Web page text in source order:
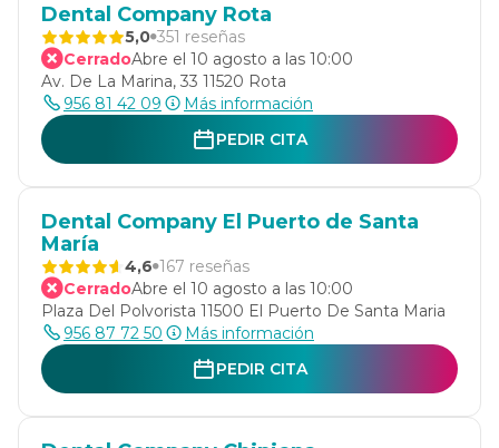
Dental Company Rota
5,0 351 reseñas
CerradoAbre el 10 agosto a las 10:00
Av. De La Marina, 33 11520 Rota
956 81 42 09
Más información
PEDIR CITA
Dental Company El Puerto de Santa
María
4,6 167 reseñas
CerradoAbre el 10 agosto a las 10:00
Plaza Del Polvorista 11500 El Puerto De Santa Maria
956 87 72 50
Más información
PEDIR CITA